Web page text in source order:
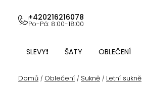
obsah
+420216216078
Po-Pá: 8:00-18:00
SLEVY❗ ŠATY OBLEČENÍ
Domů / Oblečení / Sukně / Letní sukně